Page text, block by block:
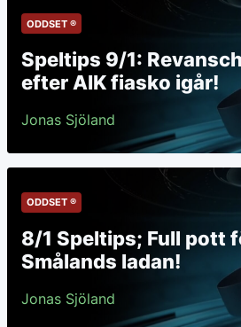
ODDSET ®
Speltips 9/1:
efter AIK fiasko igår!
Jonas Sjöland
ODDSET ®
8/1 Speltips; Full pott
Smålands ladan!
Jonas Sjöland